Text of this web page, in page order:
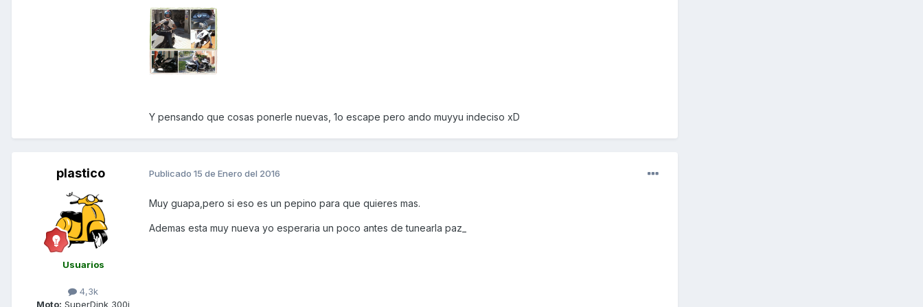
Y pensando que cosas ponerle nuevas, 1o escape pero ando muyyu indeciso xD
plastico
Usuarios
4,3k
Moto: SuperDink 300i
Publicado 15 de Enero del 2016
Muy guapa,pero si eso es un pepino para que quieres mas.
Ademas esta muy nueva yo esperaria un poco antes de tunearla paz_